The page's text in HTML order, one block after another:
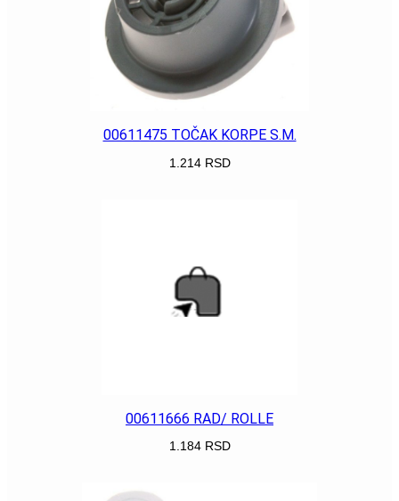
00611475 TOČAK KORPE S.M.
1.214 RSD
00611666 RAD/ ROLLE
1.184 RSD